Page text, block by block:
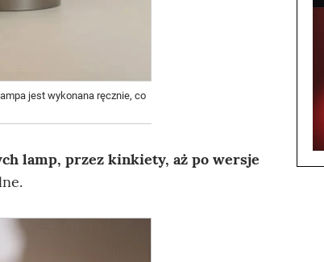
jest wykonana ręcznie, co
lamp, przez kinkiety, aż po wersje